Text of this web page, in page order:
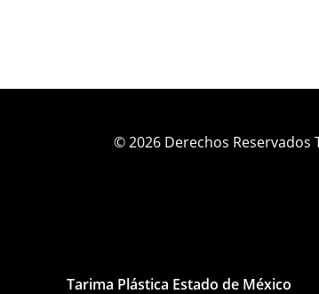
© 2026 Derechos Reservados
Tarima Plástica Estado de México